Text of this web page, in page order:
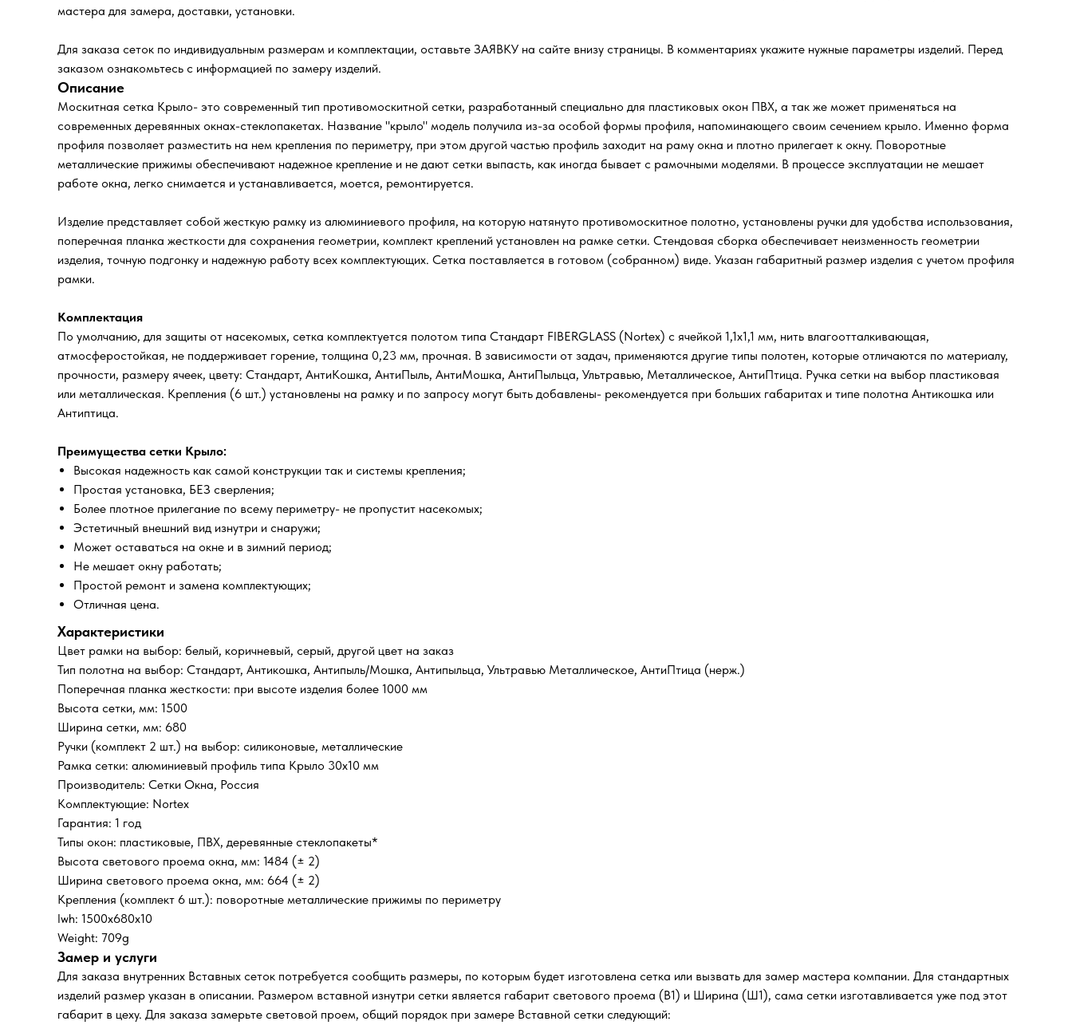
мастера для замера, доставки, установки.
Для заказа сеток по индивидуальным размерам и комплектации, оставьте ЗАЯВКУ на сайте внизу страницы. В комментариях укажите нужные параметры изделий. Перед
заказом ознакомьтесь с информацией по замеру изделий.
Описание
Москитная сетка Крыло- это современный тип противомоскитной сетки, разработанный специально для пластиковых окон ПВХ, а так же может применяться на
современных деревянных окнах-стеклопакетах. Название "крыло" модель получила из-за особой формы профиля, напоминающего своим сечением крыло. Именно форма
профиля позволяет разместить на нем крепления по периметру, при этом другой частью профиль заходит на раму окна и плотно прилегает к окну. Поворотные
металлические прижимы обеспечивают надежное крепление и не дают сетки выпасть, как иногда бывает с рамочными моделями. В процессе эксплуатации не мешает
работе окна, легко снимается и устанавливается, моется, ремонтируется.
Изделие представляет собой жесткую рамку из алюминиевого профиля, на которую натянуто противомоскитное полотно, установлены ручки для удобства использования,
поперечная планка жесткости для сохранения геометрии, комплект креплений установлен на рамке сетки. Стендовая сборка обеспечивает неизменность геометрии
изделия, точную подгонку и надежную работу всех комплектующих. Сетка поставляется в готовом (собранном) виде. Указан габаритный размер изделия с учетом профиля
рамки.
Комплектация
По умолчанию, для защиты от насекомых, сетка комплектуется полотом типа Стандарт FIBERGLASS (Nortex) с ячейкой 1,1х1,1 мм, нить влагоотталкивающая,
атмосферостойкая, не поддерживает горение, толщина 0,23 мм, прочная. В зависимости от задач, применяются другие типы полотен, которые отличаются по материалу,
прочности, размеру ячеек, цвету: Стандарт, АнтиКошка, АнтиПыль, АнтиМошка, АнтиПыльца, Ультравью, Металлическое, АнтиПтица. Ручка сетки на выбор пластиковая
или металлическая. Крепления (6 шт.) установлены на рамку и по запросу могут быть добавлены- рекомендуется при больших габаритах и типе полотна Антикошка или
Антиптица.
Преимущества сетки Крыло:
Высокая надежность как самой конструкции так и системы крепления;
Простая установка, БЕЗ сверления;
Более плотное прилегание по всему периметру- не пропустит насекомых;
Эстетичный внешний вид изнутри и снаружи;
Может оставаться на окне и в зимний период;
Не мешает окну работать;
Простой ремонт и замена комплектующих;
Отличная цена.
Характеристики
Цвет рамки на выбор: белый, коричневый, серый, другой цвет на заказ
Тип полотна на выбор: Стандарт, Антикошка, Антипыль/Мошка, Антипыльца, Ультравью Металлическое, АнтиПтица (нерж.)
Поперечная планка жесткости: при высоте изделия более 1000 мм
Высота сетки, мм: 1500
Ширина сетки, мм: 680
Ручки (комплект 2 шт.) на выбор: силиконовые, металлические
Рамка сетки: алюминиевый профиль типа Крыло 30х10 мм
Производитель: Сетки Окна, Россия
Комплектующие: Nortex
Гарантия: 1 год
Типы окон: пластиковые, ПВХ, деревянные стеклопакеты*
Высота светового проема окна, мм: 1484 (± 2)
Ширина светового проема окна, мм: 664 (± 2)
Крепления (комплект 6 шт.): поворотные металлические прижимы по периметру
lwh: 1500x680x10
Weight: 709g
Замер и услуги
Для заказа внутренних Вставных сеток потребуется сообщить размеры, по которым будет изготовлена сетка или вызвать для замер мастера компании. Для стандартных
изделий размер указан в описании. Размером вставной изнутри сетки является габарит светового проема (В1) и Ширина (Ш1), сама сетки изготавливается уже под этот
габарит в цеху. Для заказа замерьте световой проем, общий порядок при замере Вставной сетки следующий: